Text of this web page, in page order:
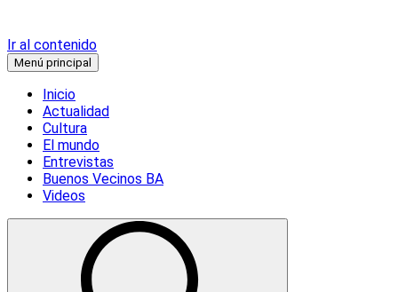
Ir al contenido
Menú principal
Inicio
Actualidad
Cultura
El mundo
Entrevistas
Buenos Vecinos BA
Videos